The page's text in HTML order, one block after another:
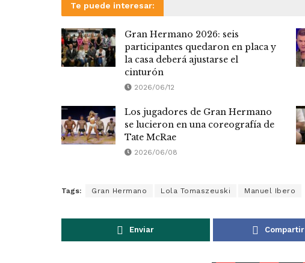
Te puede interesar:
Gran Hermano 2026: seis
participantes quedaron en placa y
la casa deberá ajustarse el
cinturón
2026/06/12
Los jugadores de Gran Hermano
se lucieron en una coreografía de
Tate McRae
2026/06/08
Tags: Gran Hermano Lola Tomaszeuski Manuel Ibero
Enviar Compartir